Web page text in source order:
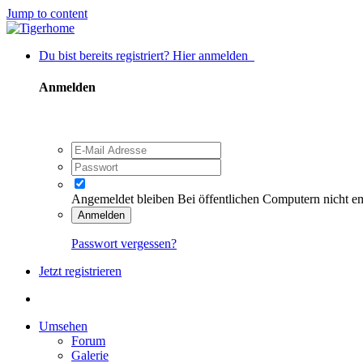
Jump to content
Du bist bereits registriert? Hier anmelden
Anmelden
Angemeldet bleiben Bei öffentlichen Computern nicht
Anmelden
Passwort vergessen?
Jetzt registrieren
Umsehen
Forum
Galerie